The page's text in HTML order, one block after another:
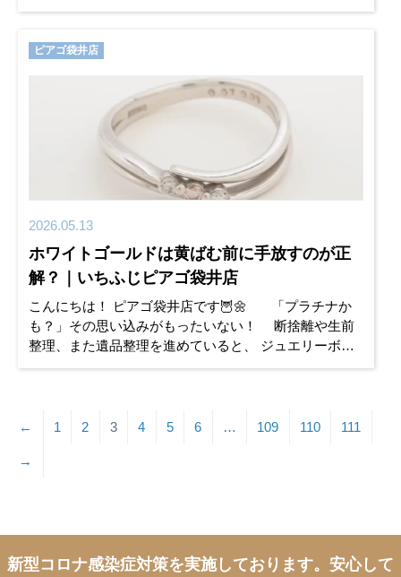
美に買ったな」「父から譲り受けたな」と出てく
ピアゴ袋井店
2026.05.13
ホワイトゴールドは黄ばむ前に手放すのが正
解？｜いちふじピアゴ袋井店
こんにちは！ ピアゴ袋井店です🦉🌼 「プラチナか
も？」その思い込みがもったいない！ 断捨離や生前
整理、また遺品整理を進めていると、 ジュエリーボッ
クスの奥から銀色のアクセサリーが出てくることはあ
← 1 2 3 4 5 6 … 109 110 111
→
新型コロナ感染症対策を実施しております。 安心して